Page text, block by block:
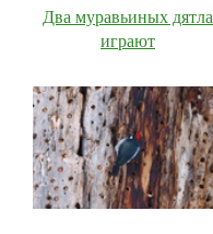
Два муравьиных дятла
играют